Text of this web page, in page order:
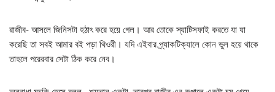
রাজীব- আসলে জিনিসটা হঠাৎ করে হয়ে গেল। আর তোকে স্যাটিসফাই করতে যা যা
করেছি তা সবই আমার বই পড়া থিওরী। যদি এইবার প্র্যাকটিক্যালে কোন ভুল হয়ে থাকে
তাহলে পরেরবার সেটা ঠিক করে নেব।